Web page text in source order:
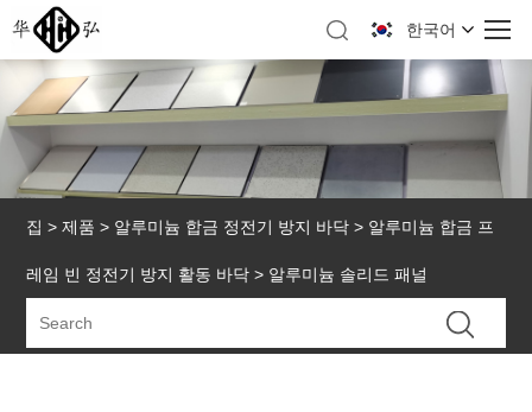
한국어
집 > 제품 > 알루미늄 합금 정전기 방지 바닥 > 알루미늄 합금 프
레임 빈 정전기 방지 활동 바닥 > 알루미늄 솔리드 패널